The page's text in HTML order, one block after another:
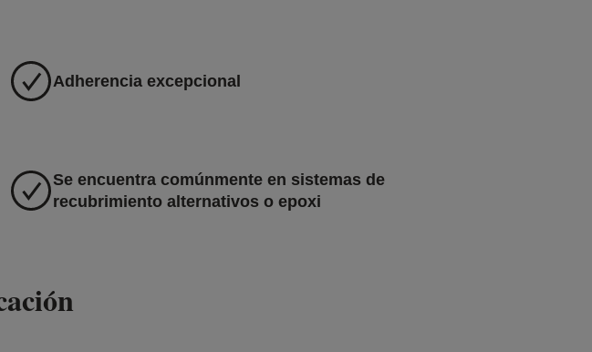
Adherencia excepcional
Se encuentra comúnmente en sistemas de
recubrimiento alternativos o epoxi